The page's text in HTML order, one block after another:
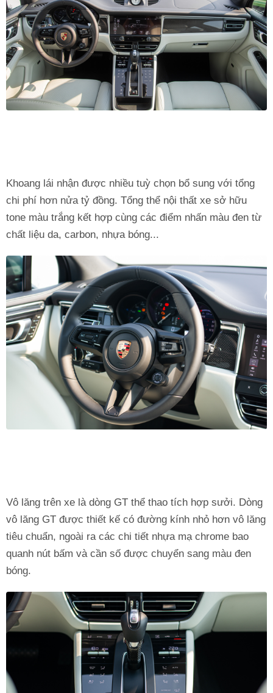
Khoang lái nhận được nhiều tuỳ chọn bổ sung với tổng
chi phí hơn nửa tỷ đồng. Tổng thể nội thất xe sở hữu
tone màu trắng kết hợp cùng các điểm nhấn màu đen từ
chất liệu da, carbon, nhựa bóng...
Vô lăng trên xe là dòng GT thể thao tích hợp sưởi. Dòng
vô lăng GT được thiết kế có đường kính nhỏ hơn vô lăng
tiêu chuẩn, ngoài ra các chi tiết nhựa mạ chrome bao
quanh nút bấm và cần số được chuyển sang màu đen
bóng.